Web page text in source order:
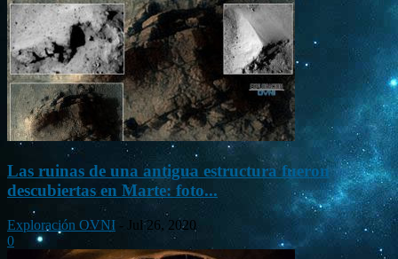
Las ruinas de una antigua estructura fueron
descubiertas en Marte: foto...
Exploración OVNI - Jul 26, 2020
0